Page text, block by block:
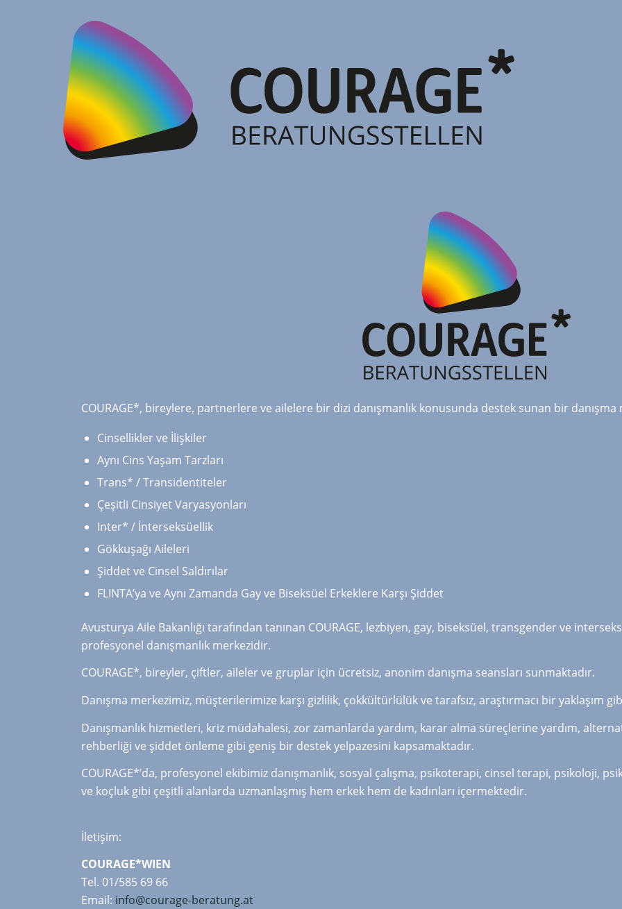
COURAGE*, bireylere, partnerlere ve ailelere bir dizi danışmanlık konusunda destek sunan bir danışma
Cinsellikler ve İlişkiler
Aynı Cins Yaşam Tarzları
Trans* / Transidentiteler
Çeşitli Cinsiyet Varyasyonları
Inter* / İnterseksüellik
Gökkuşağı Aileleri
Şiddet ve Cinsel Saldırılar
FLINTA’ya ve Aynı Zamanda Gay ve Biseksüel Erkeklere Karşı Şiddet
Avusturya Aile Bakanlığı tarafından tanınan COURAGE, lezbiyen, gay, biseksüel, transgender ve
profesyonel danışmanlık merkezidir.
COURAGE*, bireyler, çiftler, aileler ve gruplar için ücretsiz, anonim danışma seansları sunmaktadır.
Danışma merkezimiz, müşterilerimize karşı gizlilik, çokkültürlülük ve tarafsız, araştırmacı bir yaklaşım
Danışmanlık hizmetleri, kriz müdahalesi, zor zamanlarda yardım, karar alma süreçlerine yardım,
rehberliği ve şiddet önleme gibi geniş bir destek yelpazesini kapsamaktadır.
COURAGE*’da, profesyonel ekibimiz danışmanlık, sosyal çalışma, psikoterapi, cinsel terapi, psikoloji,
ve koçluk gibi çeşitli alanlarda uzmanlaşmış hem erkek hem de kadınları içermektedir.
İletişim:
COURAGE*WIEN
Tel. 01/585 69 66
Email: info@courage-beratung.at